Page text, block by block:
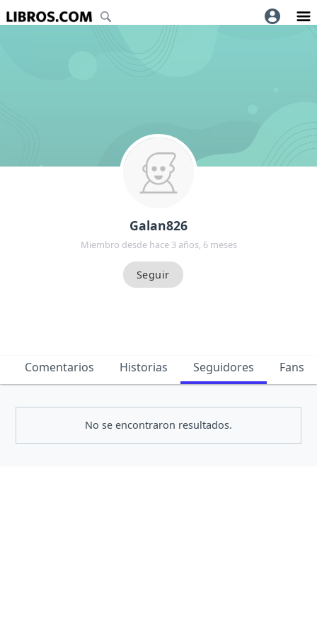
Galan826
Miembro desde hace 3 años, 6 meses
Comentarios Historias Seguidores Fans
No se encontraron resultados.